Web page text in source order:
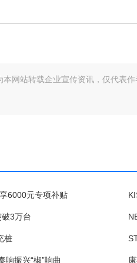
本网站转载企业宣传资讯，仅代表
6000元专项补贴
3万台
桩
响振兴“椒”响曲